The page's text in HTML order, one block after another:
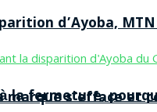
s’efface et
d’Ayoba,
la fermeture,